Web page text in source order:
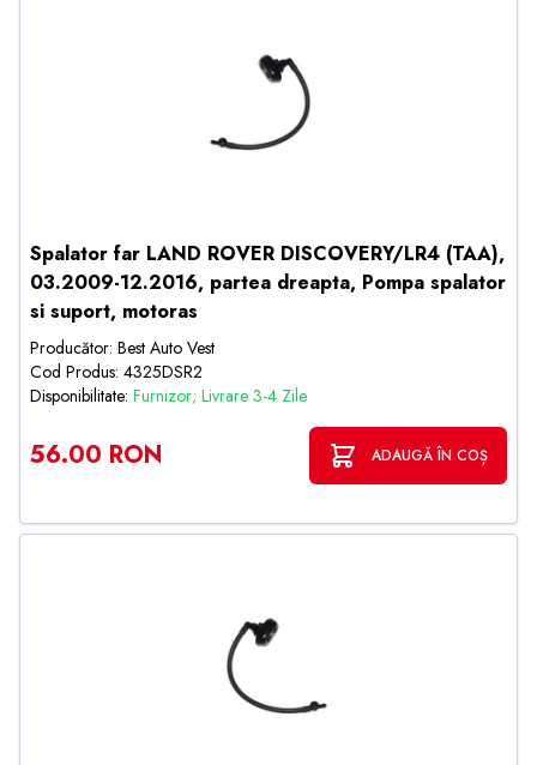
Spalator far LAND ROVER DISCOVERY/LR4 (TAA),
03.2009-12.2016, partea dreapta, Pompa spalator
si suport, motoras
Producător: Best Auto Vest
Cod Produs: 4325DSR2
Disponibilitate: Furnizor; Livrare 3-4 Zile
56.00 RON ADAUGĂ ÎN COȘ